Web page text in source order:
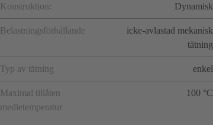
Konstruktion: Dynamisk
Belastningsförhållande
icke-avlastad mekanisk
tätning
Typ av tätning enkel
Maximal tillåten
medietemperatur
100 °C